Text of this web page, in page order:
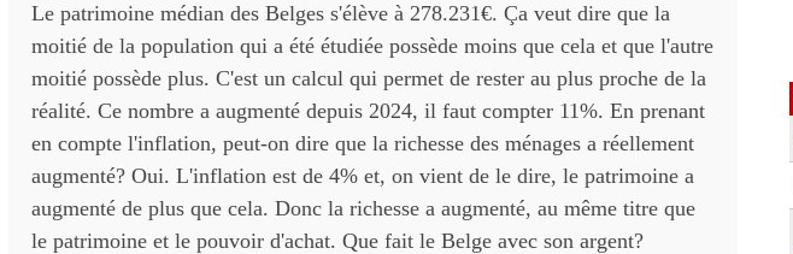
Le patrimoine médian des Belges s'élève à 278.231€. Ça veut dire que la
moitié de la population qui a été étudiée possède moins que cela et que l'autre
moitié possède plus. C'est un calcul qui permet de rester au plus proche de la
réalité. Ce nombre a augmenté depuis 2024, il faut compter 11%. En prenant
en compte l'inflation, peut-on dire que la richesse des ménages a réellement
augmenté? Oui. L'inflation est de 4% et, on vient de le dire, le patrimoine a
augmenté de plus que cela. Donc la richesse a augmenté, au même titre que
le patrimoine et le pouvoir d'achat. Que fait le Belge avec son argent?